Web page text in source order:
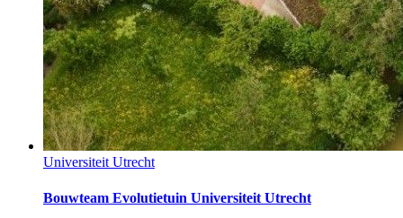
Universiteit Utrecht
Bouwteam Evolutietuin Universiteit Utrecht